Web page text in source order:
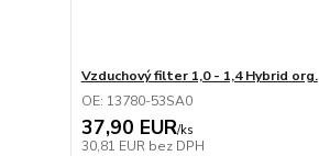
Vzduchový filter 1,0 - 1,4 Hybrid org.
OE: 13780-53SA0
37,90 EUR/ks
30,81 EUR bez DPH